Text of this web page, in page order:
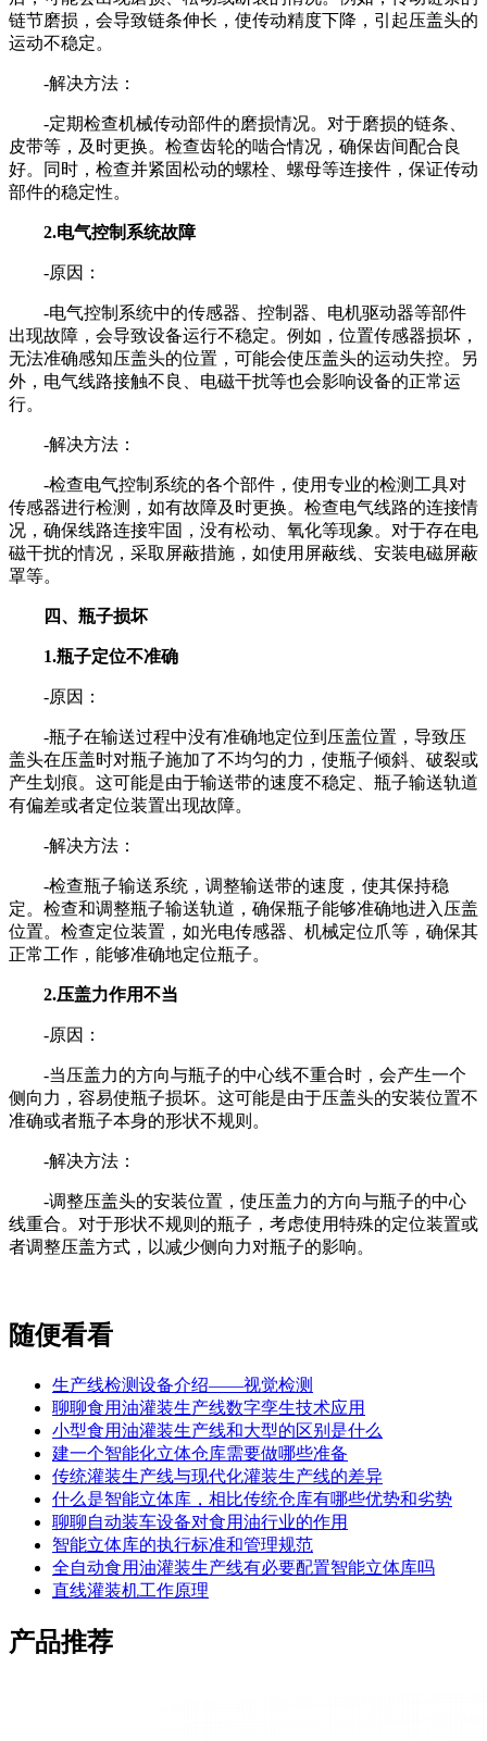
链节磨损，会导致链条伸长，使传动精度下降，引起压盖头的
运动不稳定。
-解决方法：
-定期检查机械传动部件的磨损情况。对于磨损的链条、
皮带等，及时更换。检查齿轮的啮合情况，确保齿间配合良
好。同时，检查并紧固松动的螺栓、螺母等连接件，保证传动
部件的稳定性。
2.电气控制系统故障
-原因：
-电气控制系统中的传感器、控制器、电机驱动器等部件
出现故障，会导致设备运行不稳定。例如，位置传感器损坏，
无法准确感知压盖头的位置，可能会使压盖头的运动失控。另
外，电气线路接触不良、电磁干扰等也会影响设备的正常运
行。
-解决方法：
-检查电气控制系统的各个部件，使用专业的检测工具对
传感器进行检测，如有故障及时更换。检查电气线路的连接情
况，确保线路连接牢固，没有松动、氧化等现象。对于存在电
磁干扰的情况，采取屏蔽措施，如使用屏蔽线、安装电磁屏蔽
罩等。
四、瓶子损坏
1.瓶子定位不准确
-原因：
-瓶子在输送过程中没有准确地定位到压盖位置，导致压
盖头在压盖时对瓶子施加了不均匀的力，使瓶子倾斜、破裂或
产生划痕。这可能是由于输送带的速度不稳定、瓶子输送轨道
有偏差或者定位装置出现故障。
-解决方法：
-检查瓶子输送系统，调整输送带的速度，使其保持稳
定。检查和调整瓶子输送轨道，确保瓶子能够准确地进入压盖
位置。检查定位装置，如光电传感器、机械定位爪等，确保其
正常工作，能够准确地定位瓶子。
2.压盖力作用不当
-原因：
-当压盖力的方向与瓶子的中心线不重合时，会产生一个
侧向力，容易使瓶子损坏。这可能是由于压盖头的安装位置不
准确或者瓶子本身的形状不规则。
-解决方法：
-调整压盖头的安装位置，使压盖力的方向与瓶子的中心
线重合。对于形状不规则的瓶子，考虑使用特殊的定位装置或
者调整压盖方式，以减少侧向力对瓶子的影响。
随便看看
生产线检测设备介绍——视觉检测
聊聊食用油灌装生产线数字孪生技术应用
小型食用油灌装生产线和大型的区别是什么
建一个智能化立体仓库需要做哪些准备
传统灌装生产线与现代化灌装生产线的差异
什么是智能立体库，相比传统仓库有哪些优势和劣势
聊聊自动装车设备对食用油行业的作用
智能立体库的执行标准和管理规范
全自动食用油灌装生产线有必要配置智能立体库吗
直线灌装机工作原理
产品推荐